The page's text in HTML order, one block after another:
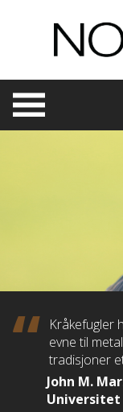
Kråkefugler
evne til
tradisjoner
John M.
Universitet